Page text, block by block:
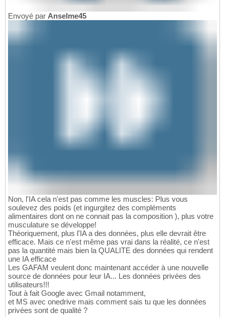
Envoyé par Anselme45
Non, l'IA cela n'est pas comme les muscles: Plus vous
soulevez des poids (et ingurgitez des compléments
alimentaires dont on ne connait pas la composition ), plus votre
musculature se développe!
Théoriquement, plus l'IA a des données, plus elle devrait être
efficace. Mais ce n'est même pas vrai dans la réalité, ce n'est
pas la quantité mais bien la QUALITE des données qui rendent
une IA efficace
Les GAFAM veulent donc maintenant accéder à une nouvelle
source de données pour leur IA... Les données privées des
utilisateurs!!!
Tout à fait Google avec Gmail notamment,
et MS avec onedrive mais comment sais tu que les données
privées sont de qualité ?